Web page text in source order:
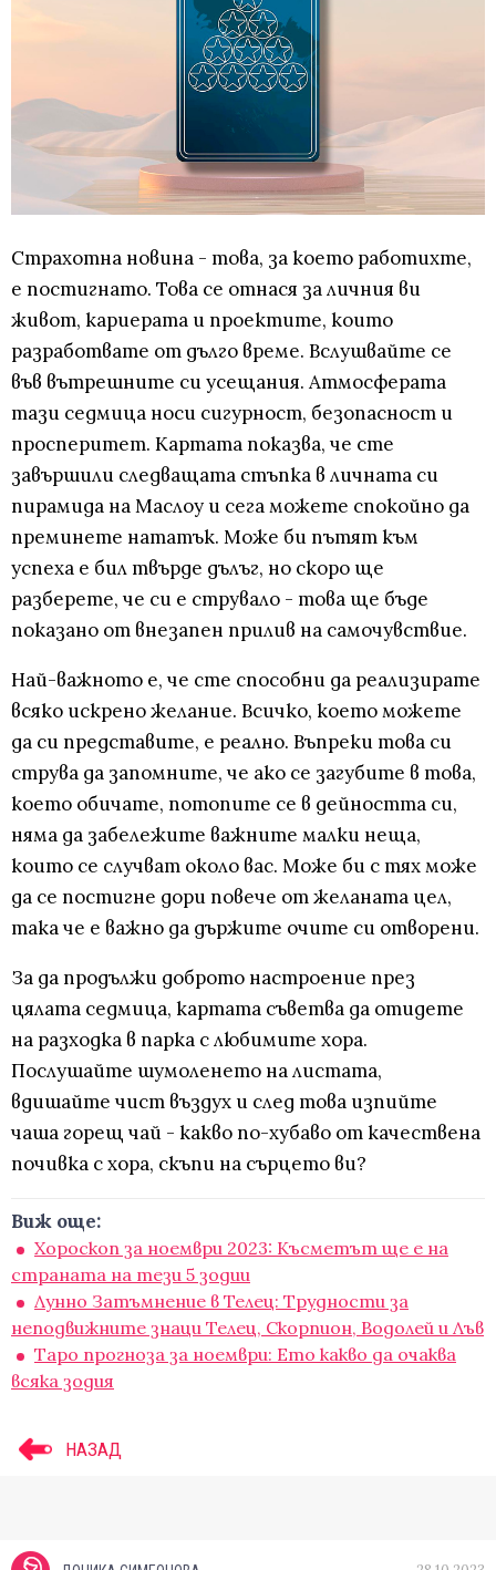
Страхотна новина - това, за което работихте,
е постигнато. Това се отнася за личния ви
живот, кариерата и проектите, които
разработвате от дълго време. Вслушвайте се
във вътрешните си усещания. Атмосферата
тази седмица носи сигурност, безопасност и
просперитет. Картата показва, че сте
завършили следващата стъпка в личната си
пирамида на Маслоу и сега можете спокойно да
преминете нататък. Може би пътят към
успеха е бил твърде дълъг, но скоро ще
разберете, че си е струвало - това ще бъде
показано от внезапен прилив на самочувствие.
Най-важното е, че сте способни да реализирате
всяко искрено желание. Всичко, което можете
да си представите, е реално. Въпреки това си
струва да запомните, че ако се загубите в това,
което обичате, потопите се в дейността си,
няма да забележите важните малки неща,
които се случват около вас. Може би с тях може
да се постигне дори повече от желаната цел,
така че е важно да държите очите си отворени.
За да продължи доброто настроение през
цялата седмица, картата съветва да отидете
на разходка в парка с любимите хора.
Послушайте шумоленето на листата,
вдишайте чист въздух и след това изпийте
чаша горещ чай - какво по-хубаво от качествена
почивка с хора, скъпи на сърцето ви?
Виж още:
Хороскоп за ноември 2023: Късметът ще е на
страната на тези 5 зодии
Лунно Затъмнение в Телец: Трудности за
неподвижните знаци Телец, Скорпион, Водолей и Лъв
Таро прогноза за ноември: Ето какво да очаква
всяка зодия
НАЗАД